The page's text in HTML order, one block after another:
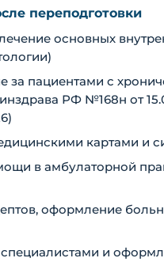
переподготовки
основных
за пациентами с
РФ №168н от
картами и
в амбулаторной
оформление
и